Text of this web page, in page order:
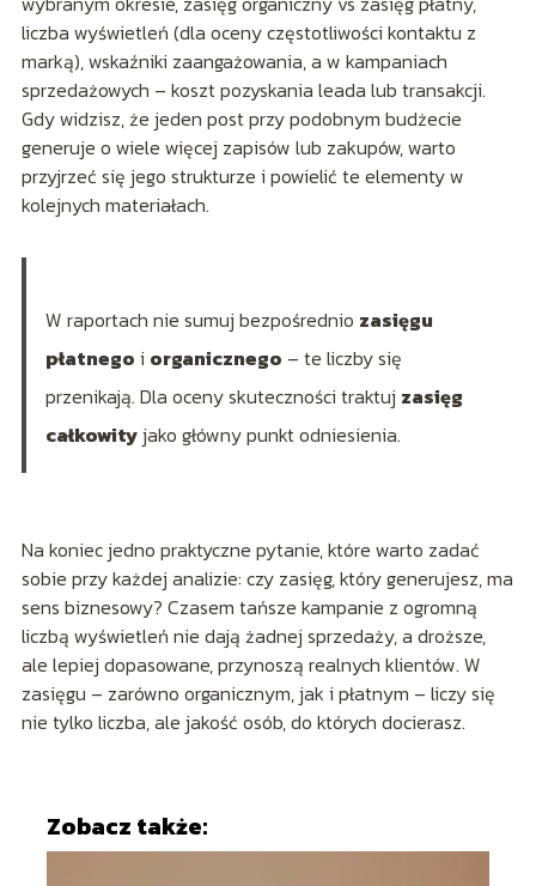
liczba wyświetleń (dla oceny częstotliwości kontaktu z
marką), wskaźniki zaangażowania, a w kampaniach
sprzedażowych – koszt pozyskania leada lub transakcji.
Gdy widzisz, że jeden post przy podobnym budżecie
generuje o wiele więcej zapisów lub zakupów, warto
przyjrzeć się jego strukturze i powielić te elementy w
kolejnych materiałach.
W raportach nie sumuj bezpośrednio zasięgu
płatnego i organicznego – te liczby się
przenikają. Dla oceny skuteczności traktuj zasięg
całkowityjako główny punkt odniesienia.
Na koniec jedno praktyczne pytanie, które warto zadać
sobie przy każdej analizie: czy zasięg, który generujesz, ma
sens biznesowy? Czasem tańsze kampanie z ogromną
liczbą wyświetleń nie dają żadnej sprzedaży, a droższe,
ale lepiej dopasowane, przynoszą realnych klientów. W
zasięgu – zarówno organicznym, jak i płatnym – liczy się
nie tylko liczba, ale jakość osób, do których docierasz.
Zobacz także: